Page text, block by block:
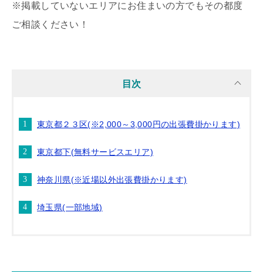
※掲載していないエリアにお住まいの方でもその都度
ご相談ください！
目次
東京都２３区(※2,000～3,000円の出張費掛かります)
東京都下(無料サービスエリア)
神奈川県(※近場以外出張費掛かります)
埼玉県(一部地域)